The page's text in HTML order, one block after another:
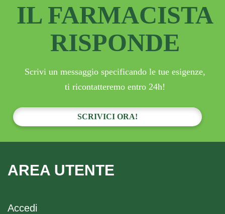
IL FARMACISTA
RISPONDE
Scrivi un messaggio specificando le tue esigenze,
ti ricontatteremo entro 24h!
SCRIVICI ORA!
AREA UTENTE
Accedi